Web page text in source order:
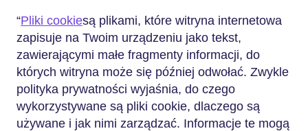
“Pliki cookiesą plikami, które witryna internetowa
zapisuje na Twoim urządzeniu jako tekst,
zawierającymi małe fragmenty informacji, do
których witryna może się później odwołać. Zwykle
polityka prywatności wyjaśnia, do czego
wykorzystywane są pliki cookie, dlaczego są
używane i jak nimi zarządzać. Informacje te mogą